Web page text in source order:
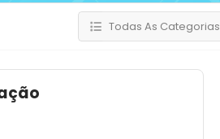
Todas As Categorias